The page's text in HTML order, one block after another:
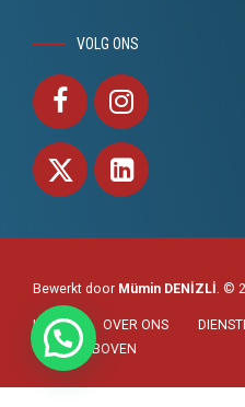
VOLG ONS
Bewerkt door Mümin DENİZLİ . ©
HOME OVER ONS
NAAR BOVEN